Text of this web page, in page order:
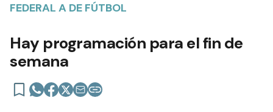
FEDERAL A DE FÚTBOL
Hay programación para el fin de
semana